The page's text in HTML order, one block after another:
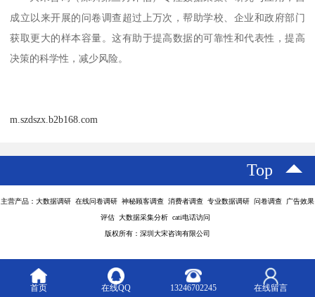
成立以来开展的问卷调查超过上万次，帮助学校、企业和政府部门
获取更大的样本容量。这有助于提高数据的可靠性和代表性，提高
决策的科学性，减少风险 。
m.szdszx.b2b168.com
Top
主营产品：大数据调研 在线问卷调研 神秘顾客调查 消费者调查 专业数据调研 问卷调查 广告效果
评估 大数据采集分析 cati电话访问
版权所有：深圳大宋咨询有限公司
首页 在线QQ 13246702245 在线留言